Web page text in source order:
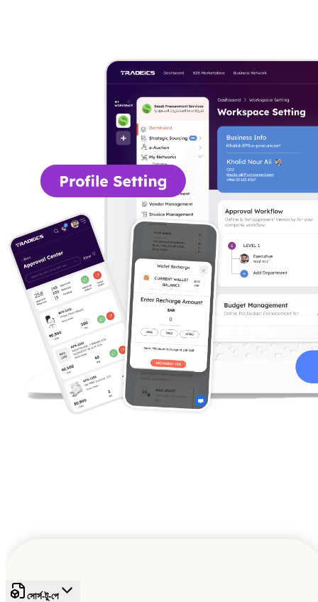
রিয়েল-টাইম দৃশ্যমানতা এবং স্বয়ংক্রিয় রাউটিংয়ের মাধ্যমে ক্রয় চক্র দ্রুততর হয়, যা
Tradeics আপনাকে পাবলিক প্রকল্প প্রকাশ করতে এবং বিশ্বব্যাপী সরবরাহকারীদের
সাথে সংযোগ স্থাপন করতে সক্ষম করে। মূল্য, গুণমান এবং সময়সীমার ভিত্তিতে
প্রতিযোগিতামূলক প্রস্তাবনা পান, যা আপনাকে সুচিন্তিত সোর্সিং সিদ্ধান্ত নিতে
সোর্স-টু-পে